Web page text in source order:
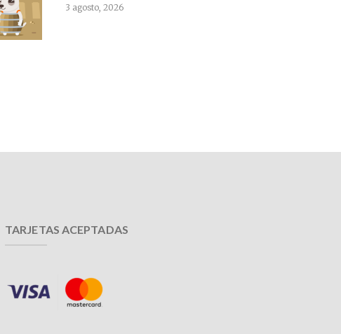
3 agosto, 2026
TARJETAS ACEPTADAS